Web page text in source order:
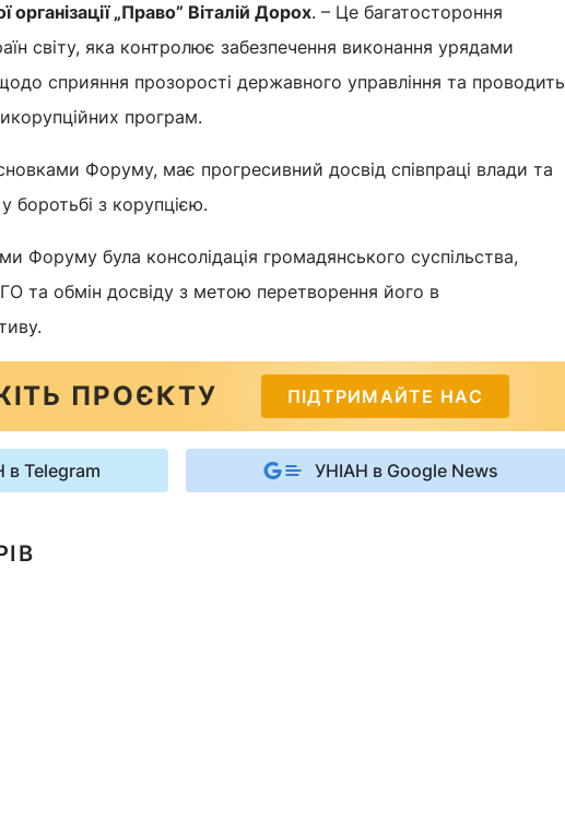
організації „Право” Віталій Дорох. – Це багатостороння
світу, яка контролює забезпечення виконання урядами
сприяння прозорості державного управління та проводить
програм.
Форуму, має прогресивний досвід співпраці влади та
боротьбі з корупцією.
Форуму була консолідація громадянського суспільства,
та обмін досвіду з метою перетворення його в
ПРОЄКТУ ПІДТРИМАЙТЕ НАС
в Telegram УНІАН в Google News